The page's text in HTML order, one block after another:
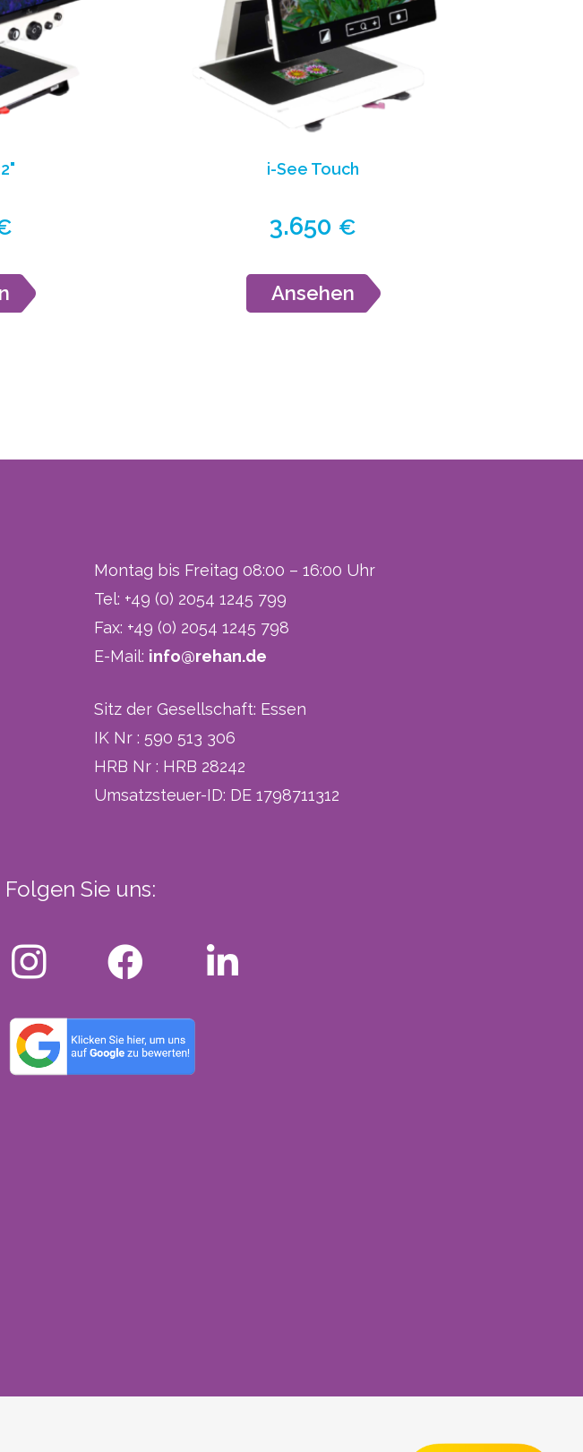
i-See Touch
3.650€
Ansehen
Montag bis Freitag 08:00 – 16:00 Uhr
Tel: +49 (0) 2054 1245 799
Fax: +49 (0) 2054 1245 798
E-Mail: info@rehan.de
Sitz der Gesellschaft: Essen
IK Nr : 590 513 306
HRB Nr : HRB 28242
Umsatzsteuer-ID: DE 1798711312
Folgen Sie uns: